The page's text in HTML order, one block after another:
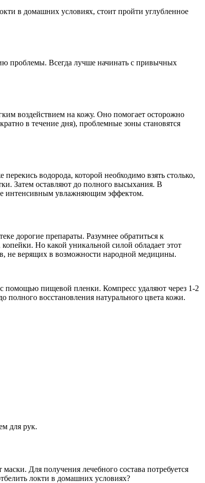
в домашних условиях, стоит пройти углубленное
проблемы. Всегда лучше начинать с привычных
воздействием на кожу. Оно помогает осторожно
в течение дня), проблемные зоны становятся
водорода, которой необходимо взять столько,
Затем оставляют до полного высыхания. В
интенсивным увлажняющим эффектом.
дорогие препараты. Разумнее обратиться к
Но какой уникальной силой обладает этот
не верящих в возможности народной медицины.
помощью пищевой пленки. Компресс удаляют через 1-2
восстановления натурального цвета кожи.
для рук.
Для получения лечебного состава потребуется